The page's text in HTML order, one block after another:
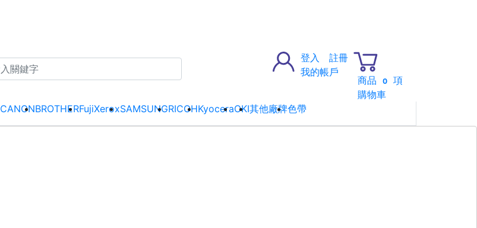
登入
註冊
我的帳戶
商品 0
項
購物車
CANONBROTHERFujiXeroxSAMSUNGRICOHKyoceraOKI其他廠牌色帶